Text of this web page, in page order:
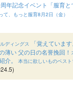
年記念イベント「服育
て、もっと服育8月2日（金）
ディングス
「覚えていま
薄い 父の日の名誉挽回
介。 本当に欲しいものベス